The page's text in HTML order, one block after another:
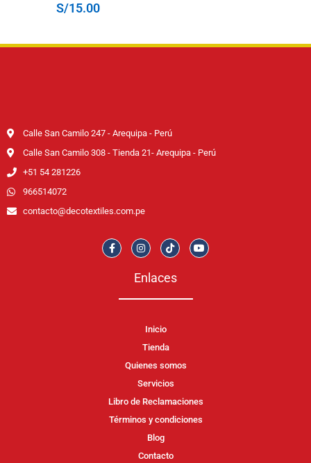
S/15.00
Calle San Camilo 247 - Arequipa - Perú
Calle San Camilo 308 - Tienda 21- Arequipa - Perú
+51 54 281226
966514072
contacto@decotextiles.com.pe
Enlaces
Inicio
Tienda
Quienes somos
Servicios
Libro de Reclamaciones
Términos y condiciones
Blog
Contacto